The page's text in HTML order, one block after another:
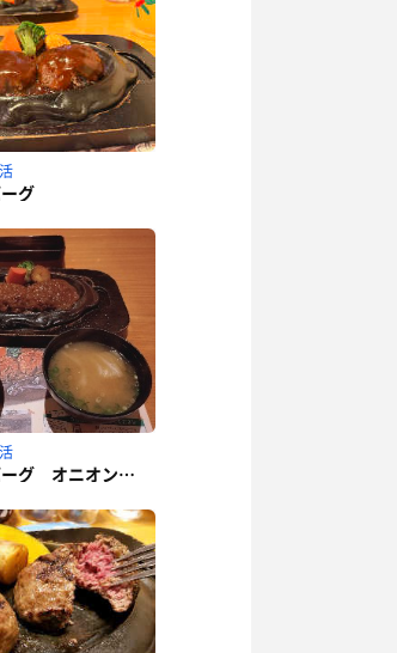
グ
げんこつハンバーグ オニオンソース